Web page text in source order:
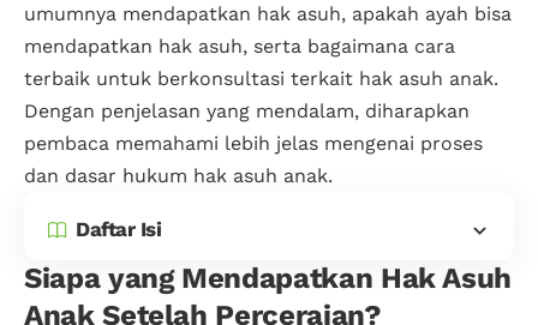
umumnya mendapatkan hak asuh, apakah ayah bisa
mendapatkan hak asuh, serta bagaimana cara
terbaik untuk berkonsultasi terkait hak asuh anak.
Dengan penjelasan yang mendalam, diharapkan
pembaca memahami lebih jelas mengenai proses
dan dasar hukum hak asuh anak.
Daftar Isi
Siapa yang Mendapatkan Hak Asuh
Anak Setelah Perceraian?